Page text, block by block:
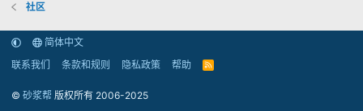
社区
简体中文
联系我们
条款和规则 隐私政策 帮助
R
© 砂浆帮 版权所有 2006-2025